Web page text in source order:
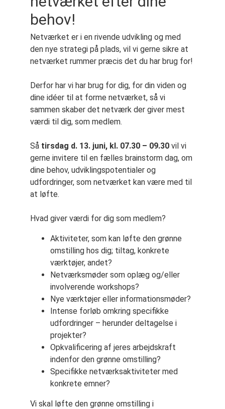
behov!
Netværket er i en rivende udvikling og med
den nye strategi på plads, vil vi gerne sikre at
netværket rummer præcis det du har brug for!
Derfor har vi har brug for dig, for din viden og
dine idéer til at forme netværket, så vi
sammen skaber det netværk der giver mest
værdi til dig, som medlem.
Så tirsdag d. 13. juni, kl. 07.30 – 09.30 vil vi
gerne invitere til en fælles brainstorm dag, om
dine behov, udviklingspotentialer og
udfordringer, som netværket kan være med til
at løfte.
Hvad giver værdi for dig som medlem?
Aktiviteter, som kan løfte den grønne
omstilling hos dig; tiltag, konkrete
værktøjer, andet?
Netværksmøder som oplæg og/eller
involverende workshops?
Nye værktøjer eller informationsmøder?
Intense forløb omkring specifikke
udfordringer – herunder deltagelse i
projekter?
Opkvalificering af jeres arbejdskraft
indenfor den grønne omstilling?
Specifikke netværksaktiviteter med
konkrete emner?
Vi skal løfte den grønne omstilling i